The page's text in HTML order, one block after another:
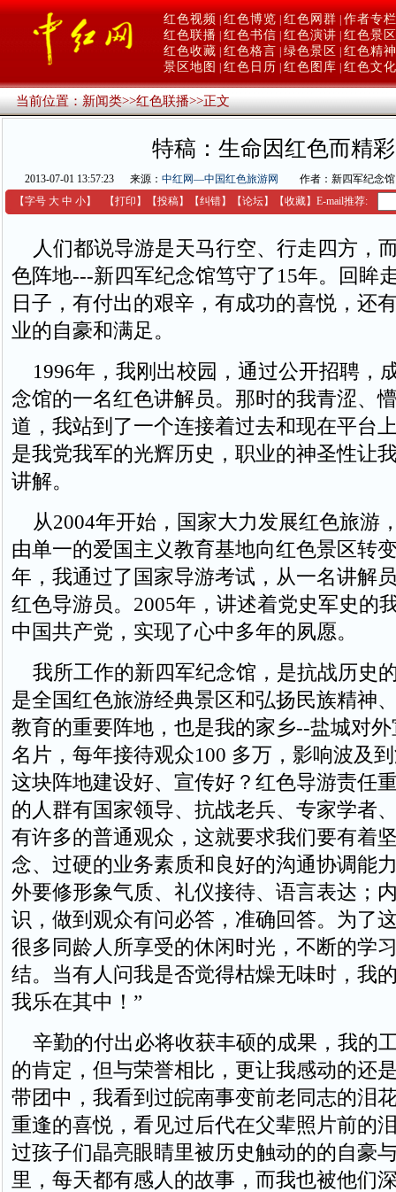
红色视频 红色博览 红色网群 作者专栏
红色联播 红色书信 红色演讲 红色景区
红色收藏 红色格言 绿色景区
红色精神
景区地图
红色日历 红色图库 红色文化
当前位置：新闻类>>红色联播>>正文
特稿：生命因红色而精彩
2013-07-01 13:57:23 来源： 中红网—中国红色旅游网
作者：新四军纪念
【字号 大 中 小】 【打印 】 【投稿】 【纠错】 【论坛】 【收藏】 E-mail推荐:
人们都说导游是天马行空、行走四方，
色阵地---新四军纪念馆笃守了15年。回眸
日子，有付出的艰辛，有成功的喜悦，还
业的自豪和满足。
1996年，我刚出校园，通过公开招聘，
念馆的一名红色讲解员。那时的我青涩、
道，我站到了一个连接着过去和现在平台
是我党我军的光辉历史，职业的神圣性让
讲解。
从2004年开始，国家大力发展红色旅游
由单一的爱国主义教育基地向红色景区转
年，我通过了国家导游考试，从一名讲解
红色导游员。2005年，讲述着党史军史的
中国共产党，实现了心中多年的夙愿。
我所工作的新四军纪念馆，是抗战历史
是全国红色旅游经典景区和弘扬民族精神
教育的重要阵地，也是我的家乡--盐城对
名片，每年接待观众100 多万，影响波及
这块阵地建设好、宣传好？红色导游责任
的人群有国家领导、抗战老兵、专家学者
有许多的普通观众，这就要求我们要有着
念、过硬的业务素质和良好的沟通协调能
外要修形象气质、礼仪接待、语言表达；
识，做到观众有问必答，准确回答。为了
很多同龄人所享受的休闲时光，不断的学
结。当有人问我是否觉得枯燥无味时，我
我乐在其中！”
辛勤的付出必将收获丰硕的成果，我的
的肯定，但与荣誉相比，更让我感动的还
带团中，我看到过皖南事变前老同志的泪
重逢的喜悦，看见过后代在父辈照片前的
过孩子们晶亮眼睛里被历史触动的的自豪
里，每天都有感人的故事，而我也被他们